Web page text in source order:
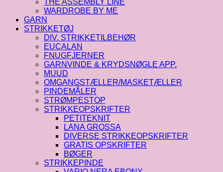
WARDROBE BY ME
GARN
STRIKKETØJ
DIV. STRIKKETILBEHØR
EUCALAN
FNUGFJERNER
GARNVINDE & KRYDSNØGLE APP.
MUUD
OMGANGSTÆLLER/MASKETÆLLER
PINDEMÅLER
STRØMPESTOP
STRIKKEOPSKRIFTER
PETITEKNIT
LANA GROSSA
DIVERSE STRIKKEOPSKRIFTER
GRATIS OPSKRIFTER
BØGER
STRIKKEPINDE